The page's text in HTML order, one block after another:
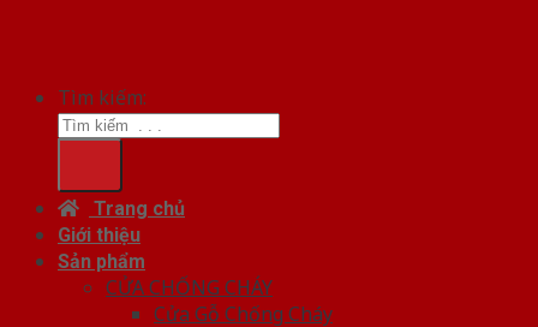
Tìm kiếm:
Trang chủ
Giới thiệu
Sản phẩm
CỬA CHỐNG CHÁY
Cửa Gỗ Chống Cháy